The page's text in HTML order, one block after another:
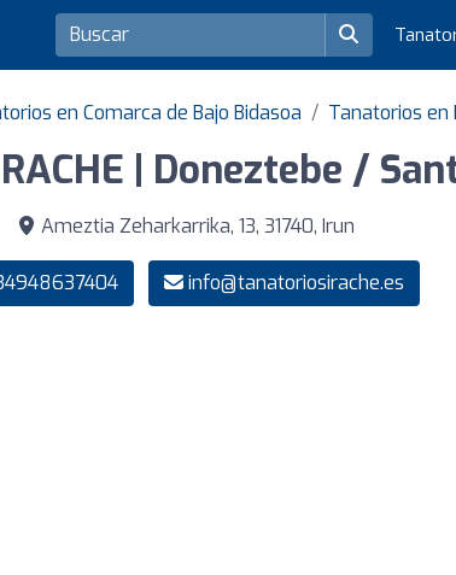
en Comarca de Bajo Bidasoa Tanatorios en
| Doneztebe /
Ameztia Zeharkarrika, 13, 31740, Irun
info@tanatoriosirache.es